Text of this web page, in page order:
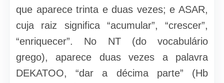
que aparece trinta e duas vezes; e ASAR,
cuja raiz significa “acumular”, “crescer”,
“enriquecer”. No NT (do vocabulário
grego), aparece duas vezes a palavra
DEKATOO, “dar a décima parte” (Hb